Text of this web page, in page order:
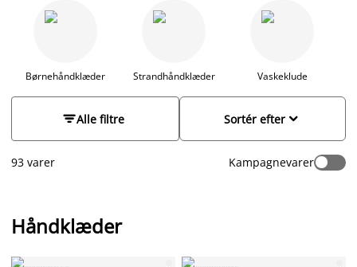
badehåndklæder, gæstehåndklæder, strandhåndklæder,
vaskeklude og børnehåndklæder i forskellige farver, mønstre,
samt andre aktuelle temaer som gaming og dyr. Nyd vores
Børnehåndklæder Strandhåndklæder Vaskeklude
Alle filtre 
Sortér efter
93 varer Kampagnevarer
Håndklæder